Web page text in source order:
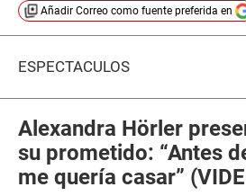
Añadir Correo como fuente preferida en
ESPECTÁCULOS
Alexandra Hörler
su prometido: “Antes
me quería casar”